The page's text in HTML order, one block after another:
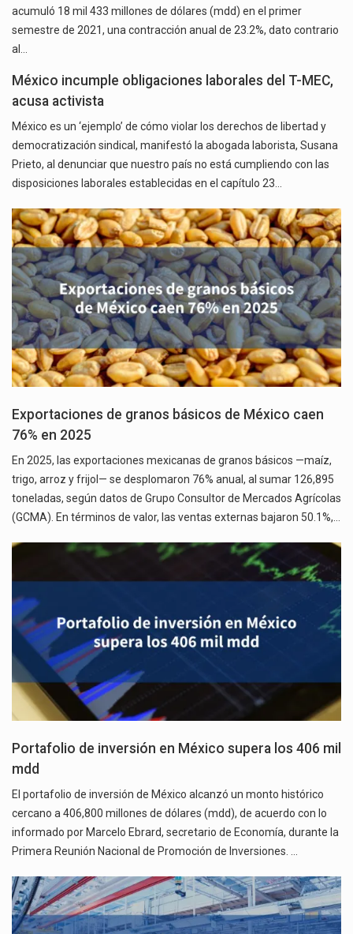
acumuló 18 mil 433 millones de dólares (mdd) en el primer
semestre de 2021, una contracción anual de 23.2%, dato contrario
al…
México incumple obligaciones laborales del T-MEC,
acusa activista
México es un ‘ejemplo’ de cómo violar los derechos de libertad y
democratización sindical, manifestó la abogada laborista, Susana
Prieto, al denunciar que nuestro país no está cumpliendo con las
disposiciones laborales establecidas en el capítulo 23…
Exportaciones de granos básicos de México caen
76% en 2025
En 2025, las exportaciones mexicanas de granos básicos —maíz,
trigo, arroz y frijol— se desplomaron 76% anual, al sumar 126,895
toneladas, según datos de Grupo Consultor de Mercados Agrícolas
(GCMA). En términos de valor, las ventas externas bajaron 50.1%,…
Portafolio de inversión en México supera los 406 mil
mdd
El portafolio de inversión de México alcanzó un monto histórico
cercano a 406,800 millones de dólares (mdd), de acuerdo con lo
informado por Marcelo Ebrard, secretario de Economía, durante la
Primera Reunión Nacional de Promoción de Inversiones. …